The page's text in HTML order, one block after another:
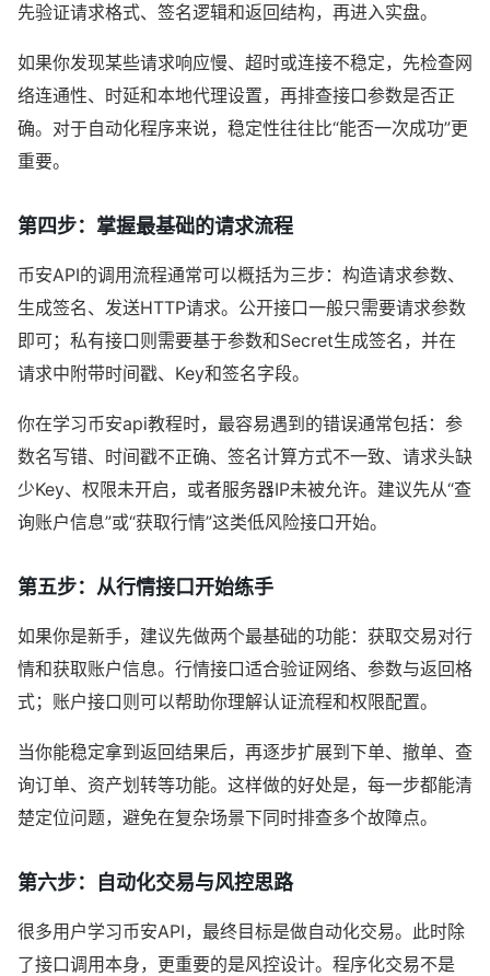
先验证请求格式、签名逻辑和返回结构，再进入实盘。
如果你发现某些请求响应慢、超时或连接不稳定，先检查网
络连通性、时延和本地代理设置，再排查接口参数是否正
确。对于自动化程序来说，稳定性往往比“能否一次成功”更
重要。
第四步：掌握最基础的请求流程
币安API的调用流程通常可以概括为三步：构造请求参数、
生成签名、发送HTTP请求。公开接口一般只需要请求参数
即可；私有接口则需要基于参数和Secret生成签名，并在
请求中附带时间戳、Key和签名字段。
你在学习币安api教程时，最容易遇到的错误通常包括：参
数名写错、时间戳不正确、签名计算方式不一致、请求头缺
少Key、权限未开启，或者服务器IP未被允许。建议先从“查
询账户信息”或“获取行情”这类低风险接口开始。
第五步：从行情接口开始练手
如果你是新手，建议先做两个最基础的功能：获取交易对行
情和获取账户信息。行情接口适合验证网络、参数与返回格
式；账户接口则可以帮助你理解认证流程和权限配置。
当你能稳定拿到返回结果后，再逐步扩展到下单、撤单、查
询订单、资产划转等功能。这样做的好处是，每一步都能清
楚定位问题，避免在复杂场景下同时排查多个故障点。
第六步：自动化交易与风控思路
很多用户学习币安API，最终目标是做自动化交易。此时除
了接口调用本身，更重要的是风控设计。程序化交易不是